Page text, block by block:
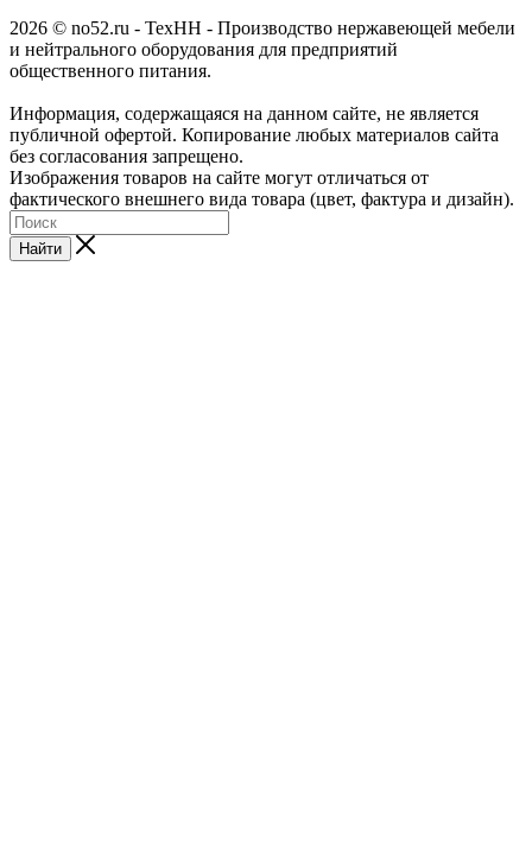
2026 © no52.ru - ТехНН - Производство нержавеющей мебели
и нейтрального оборудования для предприятий
общественного питания.
Информация, содержащаяся на данном сайте, не является
публичной офертой. Копирование любых материалов сайта
без согласования запрещено.
Изображения товаров на сайте могут отличаться от
фактического внешнего вида товара (цвет, фактура и дизайн).
Найти